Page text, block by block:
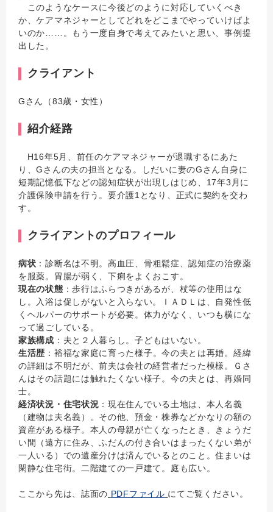
このようなケースに今後どのように対応していくべき
か、ケアマネジャーとしてどれをどこまでやっていけばよ
いのか……。もう一度自身で考えてみたいと思い、事例提
出した。
クライアント
Gさん（83歳・女性）
紹介経路
H16年5月、前任のケアマネジャーが退職するにあた
り、Gさんの夫の担当となる。しだいに妻のGさん自身に
短期記憶低下などの認知症状が出現しはじめ、17年3月に
介護保険申請を行う。要介護1となり、正式に契約を交わ
す。
クライアントのプロフィール
病状 ：診断名は不明。高血圧、骨粗鬆症、認知症の治療薬
を服薬。胃腸が弱く、下痢をよくおこす。
現在の状態 ：歩行はふらつきがあるが、杖等の使用はな
し。入浴は促しがないと入らない。ＩＡＤＬは、自発性低
くヘルパーのサポートが必要。体力がなく、いつも横にな
って過ごしている。
家族構成 ：夫と２人暮らし。子どもはいない。
生活歴 ：裕福な家庭に育った様子。今の夫とは再婚。経緯
の詳細は不明だが、前夫は会社の経営者だった模様。Ｇさ
んはその話題には触れたくない様子。今の夫とは、再婚同
士。
経済状況・住宅状況 ：現在住んでいる土地は、本人名義
（建物は夫名義）。その他、預金・株券などかなりの額の
資産がある様子。本人の母親が亡くなったとき、きょうだ
い間（遠方に住み、ふだんの付き合いはまったくない弟が
一人いる）での遺産分けは済んでいるとのこと。住まいは
閑静な住宅街。二階建ての一戸建て。庭も広い。
ここから先は、誌面の PDFファイル にてご覧ください。